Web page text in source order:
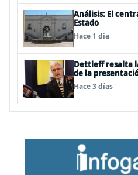
Análisis: El
Estado
Hace 1 día
Dettleff resalta
de la
Plataforma
Archipiélago
Hace 3 días